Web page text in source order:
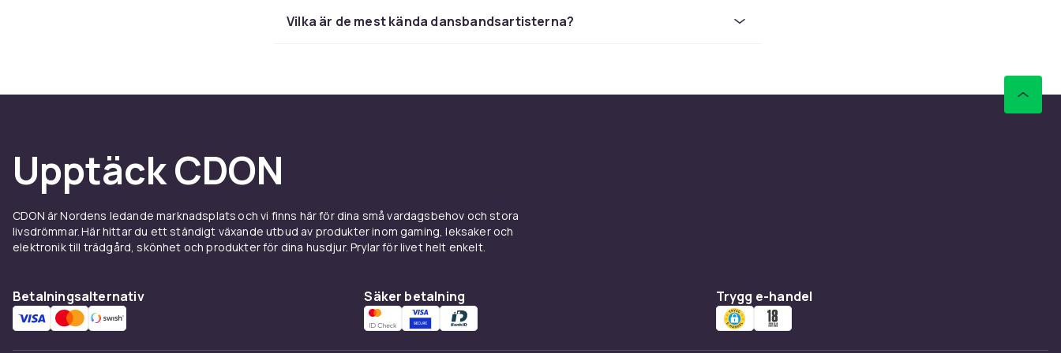
Oavsett om du vill komplettera en befintlig samling, hitta en present till någon som
Vilka är de mest kända dansbandsartisterna?
Upptäck CDON
CDON är Nordens ledande marknadsplats och vi finns här för dina små vardagsbehov och stora
livsdrömmar. Här hittar du ett ständigt växande utbud av produkter inom gaming, leksaker och
elektronik till trädgård, skönhet och produkter för dina husdjur. Prylar för livet helt enkelt.
Betalningsalternativ Säker betalning Trygg e-handel